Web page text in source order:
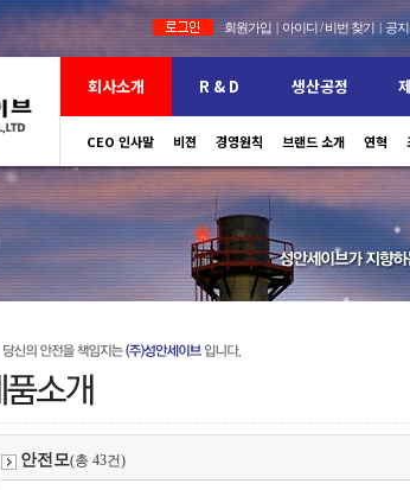
회원가입 | 아이디 / 비번 찾기| 공
회사소개
CEO 인사말 비젼 경영원칙 브랜드 소개 연혁
R & D
보유설비 현황 특허 및 인증현황 안전
생산공정
안전모 안전대
(주)성안세이브의
홍보자료
안전모(총 43건)